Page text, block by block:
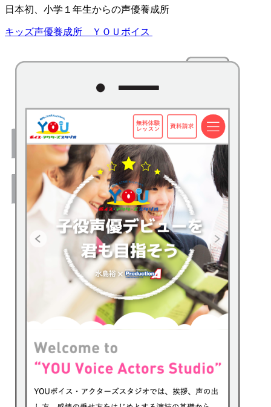
日本初、小学１年生からの声優養成所
キッズ声優養成所 ＹＯＵボイス